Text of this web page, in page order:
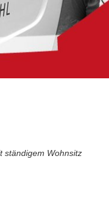
ständigem Wohnsitz